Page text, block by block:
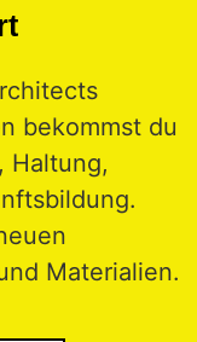
bekommst du
Haltung,
Materialien.